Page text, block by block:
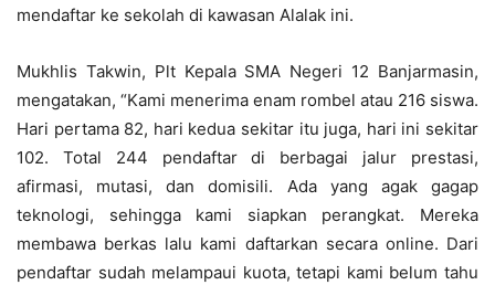
mendaftar ke sekolah di kawasan Alalak ini.
Mukhlis Takwin, Plt Kepala SMA Negeri 12 Banjarmasin,
mengatakan, “Kami menerima enam rombel atau 216 siswa.
Hari pertama 82, hari kedua sekitar itu juga, hari ini sekitar
102. Total 244 pendaftar di berbagai jalur prestasi,
afirmasi, mutasi, dan domisili. Ada yang agak gagap
teknologi, sehingga kami siapkan perangkat. Mereka
membawa berkas lalu kami daftarkan secara online. Dari
pendaftar sudah melampaui kuota, tetapi kami belum tahu